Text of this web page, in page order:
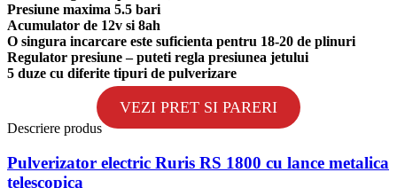
Presiune maxima 5.5 bari
Acumulator de 12v si 8ah
O singura incarcare este suficienta pentru 18-20 de plinuri
Regulator presiune – puteti regla presiunea jetului
5 duze cu diferite tipuri de pulverizare
VEZI PRET SI PARERI
Descriere produs
Pulverizator electric Ruris RS 1800 cu lance metalica
telescopica